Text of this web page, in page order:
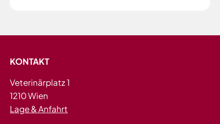
KONTAKT
Veterinärplatz 1
1210 Wien
Lage & Anfahrt